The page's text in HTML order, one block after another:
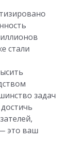
стали
задач
это ваш